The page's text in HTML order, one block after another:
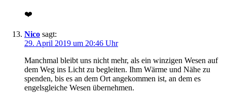
❤️
Nico sagt:
29. April 2019 um 20:46 Uhr
Manchmal bleibt uns nicht mehr, als ein winzigen Wesen auf
dem Weg ins Licht zu begleiten. Ihm Wärme und Nähe zu
spenden, bis es an dem Ort angekommen ist, an dem es
engelsgleiche Wesen übernehmen.